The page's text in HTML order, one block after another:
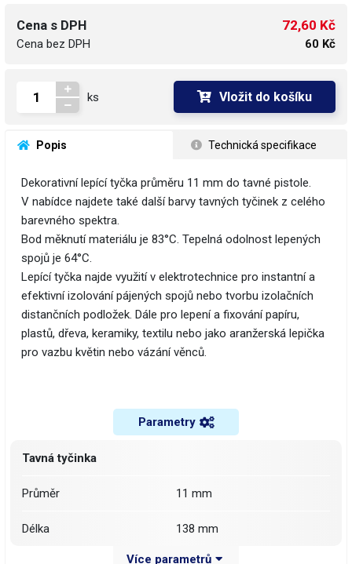
Cena s DPH
Cena bez DPH
72,60 Kč
60 Kč
ks Vložit do košíku
Popis Technická specifikace
Dekorativní lepící tyčka průměru 11 mm do tavné pistole.
V nabídce najdete také další barvy tavných tyčinek z celého
barevného spektra.
Bod měknutí materiálu je 83°C. Tepelná odolnost lepených
spojů je 64°C.
​Lepící tyčka najde využití v elektrotechnice pro instantní a
efektivní izolování pájených spojů nebo tvorbu izolačních
distančních podložek. Dále pro lepení a fixování papíru,
plastů, dřeva, keramiky, textilu nebo jako aranžerská lepička
pro vazbu květin nebo vázání věnců.
Parametry
Tavná tyčinka
Průměr 11 mm
Délka 138 mm
Více parametrů